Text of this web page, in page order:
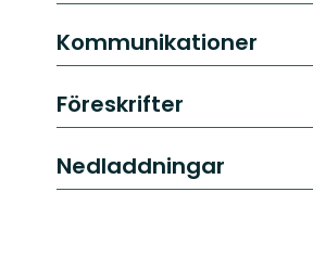
Kommunikationer
Föreskrifter
Nedladdningar